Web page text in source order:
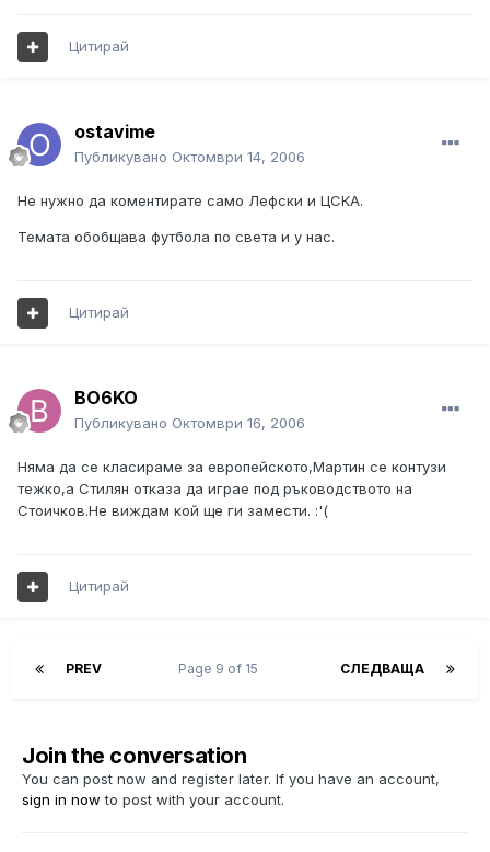
Цитирай
ostavime
Публикувано Октомври 14, 2006
Не нужно да коментирате само Лефски и ЦСКА.
Темата обобщава футбола по света и у нас.
Цитирай
BO6KO
Публикувано Октомври 16, 2006
Няма да се класираме за европейското,Мартин се контузи
тежко,а Стилян отказа да играе под ръководството на
Стоичков.Не виждам кой ще ги замести. :'(
Цитирай
PREV СЛЕДВАЩА
Page 9 of 15
Join the conversation
You can post now and register later. If you have an account,
sign in now to post with your account.